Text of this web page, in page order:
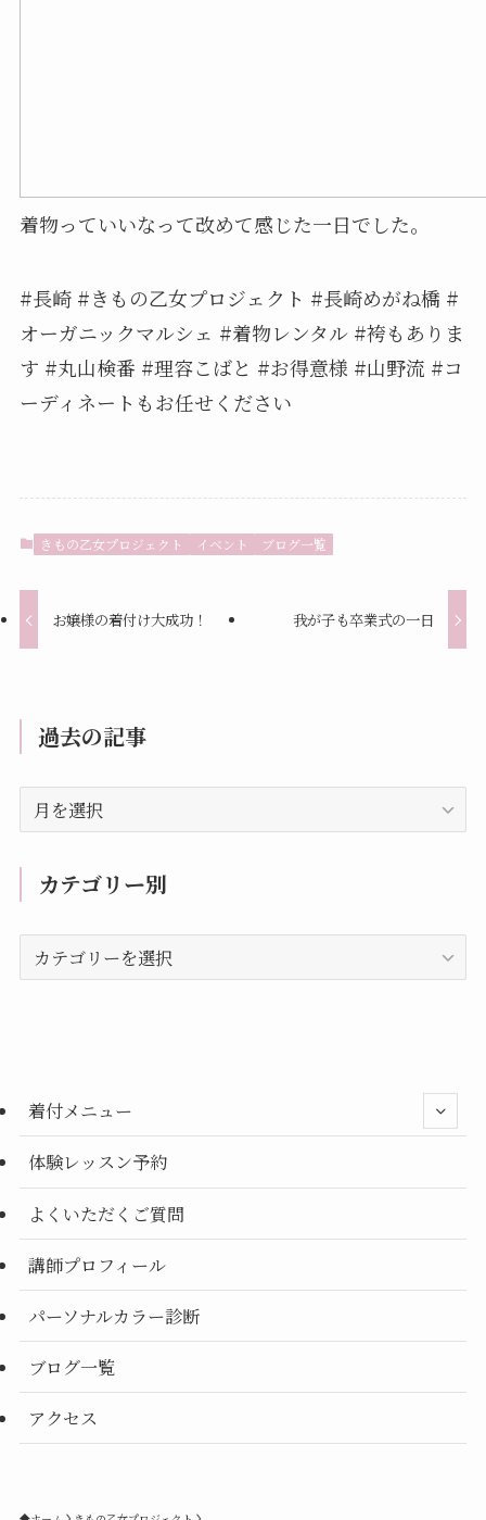
着物っていいなって改めて感じた一日でした。
#長崎 #きもの乙女プロジェクト #長崎めがね橋 #
オーガニックマルシェ #着物レンタル #袴もありま
す #丸山検番 #理容こばと #お得意様 #山野流 #コ
ーディネートもお任せください
きもの乙女プロジェクト イベント ブログ一覧
お嬢様の着付け大成功！ 我が子も卒業式の一日
過去の記事
去
事
カテゴリー別
テ
着付メニュー
体験レッスン予約
よくいただくご質問
講師プロフィール
パーソナルカラー診断
ブログ一覧
アクセス